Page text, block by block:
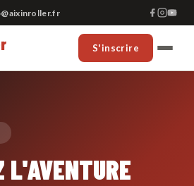
S'inscrire
L'AVENTURE